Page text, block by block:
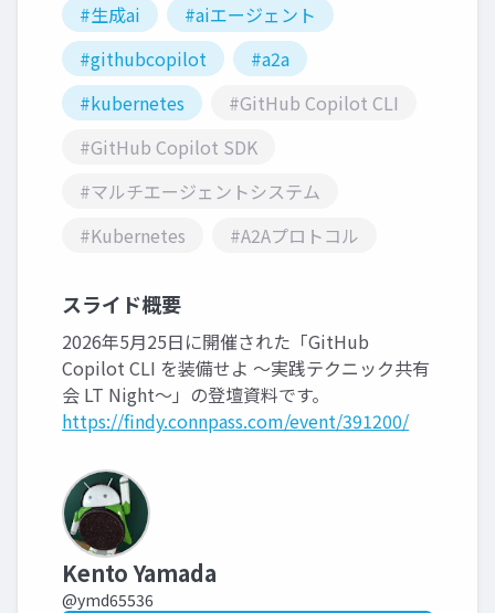
#生成ai
#aiエージェント
#githubcopilot
#a2a
#kubernetes
#GitHub Copilot CLI
#GitHub Copilot SDK
#マルチエージェントシステム
#Kubernetes
#A2Aプロトコル
スライド概要
2026年5月25日に開催された「GitHub
Copilot CLI を装備せよ 〜実践テクニック共有
会 LT Night〜」の登壇資料です。
https://findy.connpass.com/event/391200/
Kento Yamada
@ymd65536